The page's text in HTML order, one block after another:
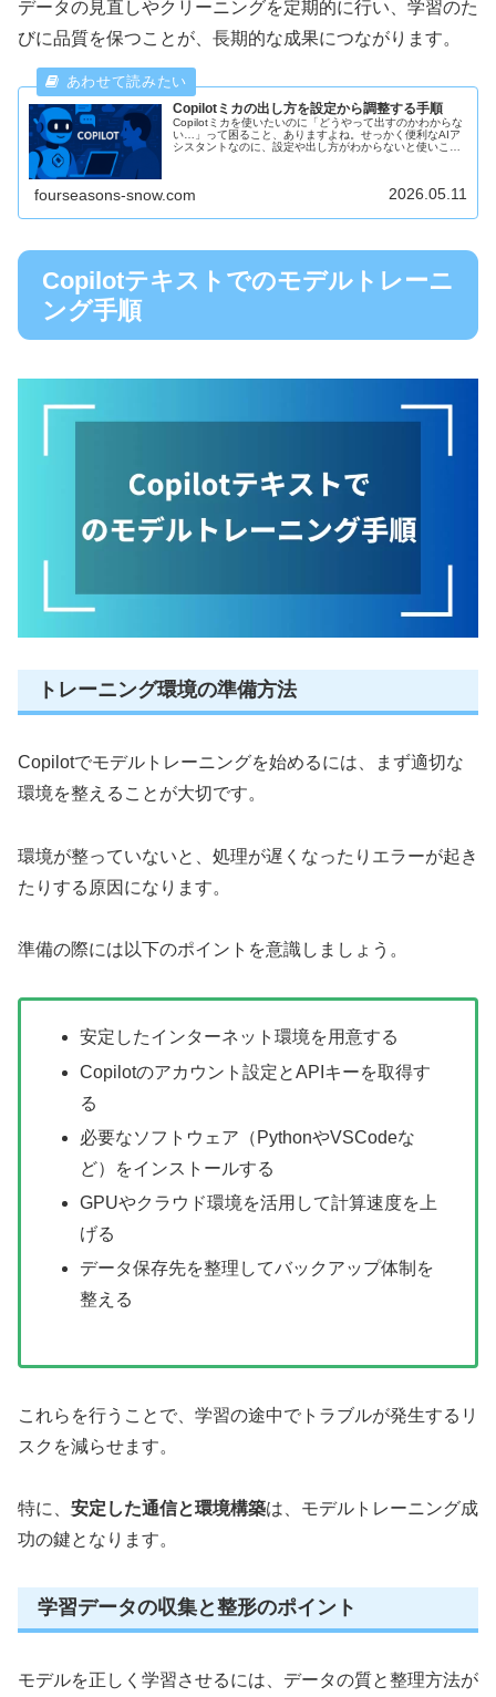
データの見直しやクリーニングを定期的に行い、学習のた
びに品質を保つことが、長期的な成果につながります。
Copilotミカの出し方を設定から調整する手順
Copilotミカを使いたいのに「どうやって出すのかわからな
い…」って困ること、ありますよね。せっかく便利なAIア
シスタントなのに、設定や出し方がわからないと使いこな
fourseasons-snow.com 2026.05.11
Copilotテキストでのモデルトレーニ
ング手順
トレーニング環境の準備方法
Copilotでモデルトレーニングを始めるには、まず適切な
環境を整えることが大切です。
環境が整っていないと、処理が遅くなったりエラーが起き
たりする原因になります。
準備の際には以下のポイントを意識しましょう。
安定したインターネット環境を用意する
Copilotのアカウント設定とAPIキーを取得す
る
必要なソフトウェア（PythonやVSCodeな
ど）をインストールする
GPUやクラウド環境を活用して計算速度を上
げる
データ保存先を整理してバックアップ体制を
整える
これらを行うことで、学習の途中でトラブルが発生するリ
スクを減らせます。
特に、 安定した通信と環境構築は、モデルトレーニング成
功の鍵となります。
学習データの収集と整形のポイント
モデルを正しく学習させるには、データの質と整理方法が